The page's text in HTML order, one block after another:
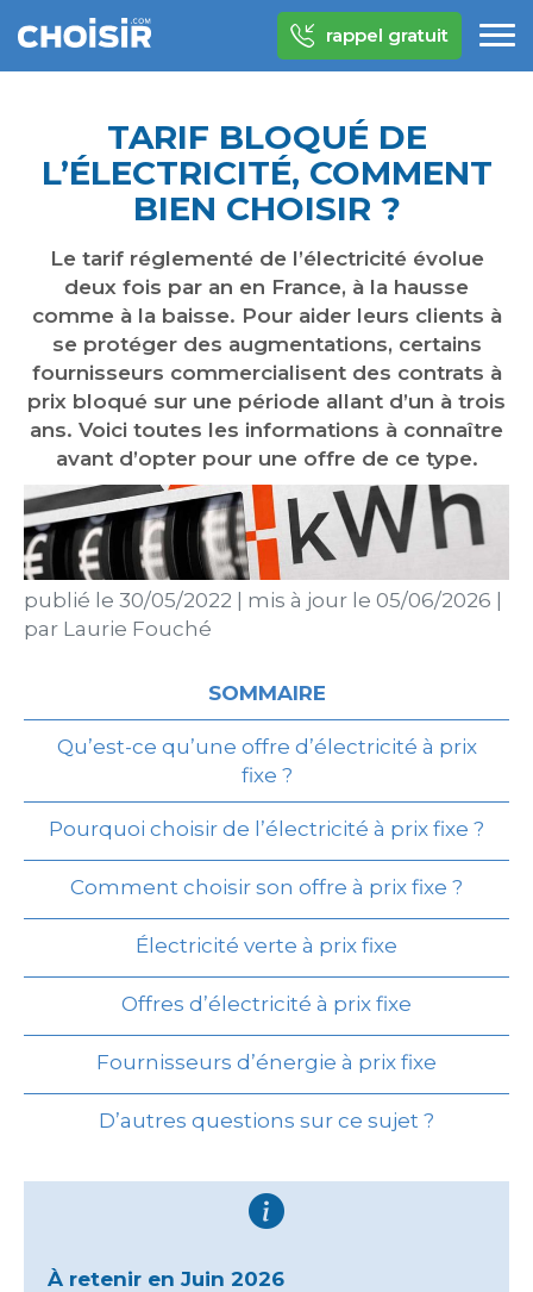
rappel gratuit
TARIF BLOQUÉ DE
L’ÉLECTRICITÉ, COMMENT
BIEN CHOISIR ?
Le tarif réglementé de l’électricité évolue
deux fois par an en France, à la hausse
comme à la baisse. Pour aider leurs clients à
se protéger des augmentations, certains
fournisseurs commercialisent des contrats à
prix bloqué sur une période allant d’un à trois
ans. Voici toutes les informations à connaître
avant d’opter pour une offre de ce type.
publié le 30/05/2022 mis à jour le 05/06/2026
par Laurie Fouché
SOMMAIRE
Qu’est-ce qu’une offre d’électricité à prix
fixe ?
Pourquoi choisir de l’électricité à prix fixe ?
Comment choisir son offre à prix fixe ?
Électricité verte à prix fixe
Offres d’électricité à prix fixe
Fournisseurs d’énergie à prix fixe
D’autres questions sur ce sujet ?
À retenir en Juin 2026